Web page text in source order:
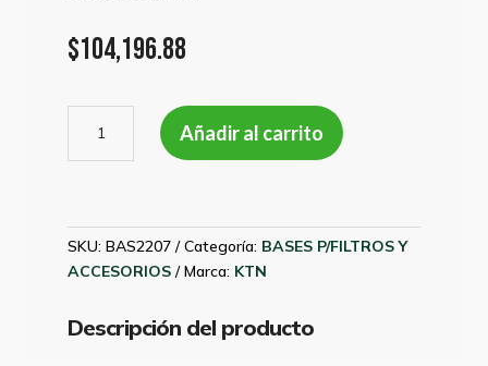
$104,196.88
FILTRO
COMBUSTIBLE
BOMBIN
cantidad
Añadir al carrito
SKU:BAS2207 Categoría: BASES P/FILTROS Y
ACCESORIOS
Marca: KTN
Descripción del producto